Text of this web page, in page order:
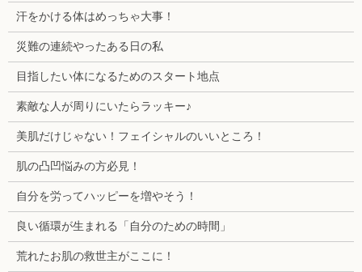
汗をかける体はめっちゃ大事！
災難の連続やったある日の私
目指したい体になるためのスタート地点
素敵な人が周りにいたらラッキー♪
美肌だけじゃない！フェイシャルのいいところ！
肌の凸凹悩みの方必見！
自分を労ってハッピーを増やそう！
良い循環が生まれる「自分のための時間」
荒れたお肌の救世主がここに！